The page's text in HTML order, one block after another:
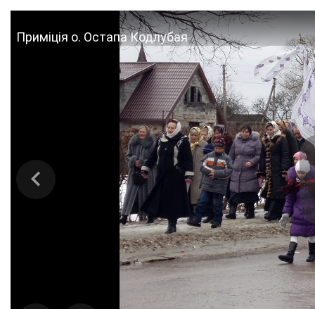
Приміція о. Остапа Кодлубая